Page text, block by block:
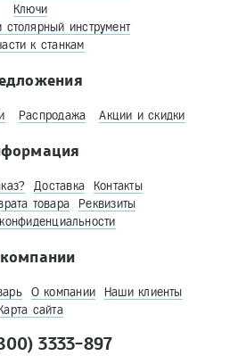
Ключи
инструмент
к станкам
Распродажа Акции и скидки
Доставка
Контакты
товара
Реквизиты
О компании
Наши клиенты
Карта сайта
3333-897